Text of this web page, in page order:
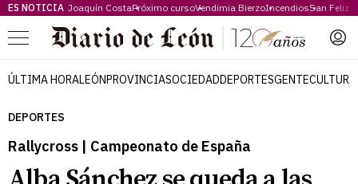
ES NOTICIA Joaquín CostaPróximo cursoVendimia BierzoIncendiosSan Feliz
Menú
ÚLTIMA HORALEÓNPROVINCIASOCIEDADDEPORTESGENTECULTURA
DEPORTES
Rallycross | Campeonato de España